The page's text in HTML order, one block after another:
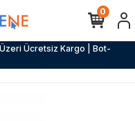
Ücretsiz Kargo | Bot-
0